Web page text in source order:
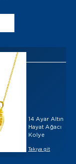
14 Ayar Altın
Hayat Ağacı
Kolye
Takıya git